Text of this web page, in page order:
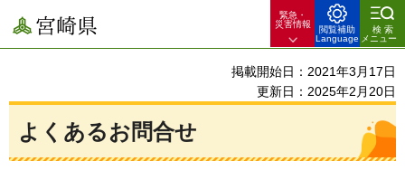
宮崎県
緊急・
災害情報
閲覧補助
Language
検索
メニュー
掲載開始日：2021年3月17日
更新日：2025年2月20日
よくあるお問合せ